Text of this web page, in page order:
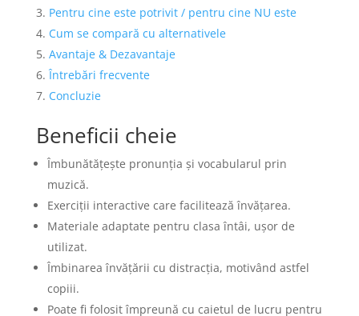
Pentru cine este potrivit / pentru cine NU este
Cum se compară cu alternativele
Avantaje & Dezavantaje
Întrebări frecvente
Concluzie
Beneficii cheie
Îmbunătățește pronunția și vocabularul prin
muzică.
Exerciții interactive care facilitează învățarea.
Materiale adaptate pentru clasa întâi, ușor de
utilizat.
Îmbinarea învățării cu distracția, motivând astfel
copiii.
Poate fi folosit împreună cu caietul de lucru pentru